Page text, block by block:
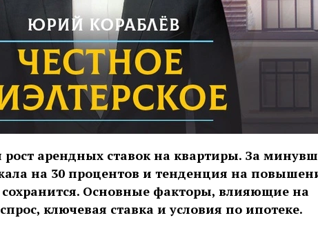
рост арендных ставок на квартиры. За
на 30 процентов и тенденция на
Основные факторы, влияющие на
ключевая ставка и условия по ипотеке.